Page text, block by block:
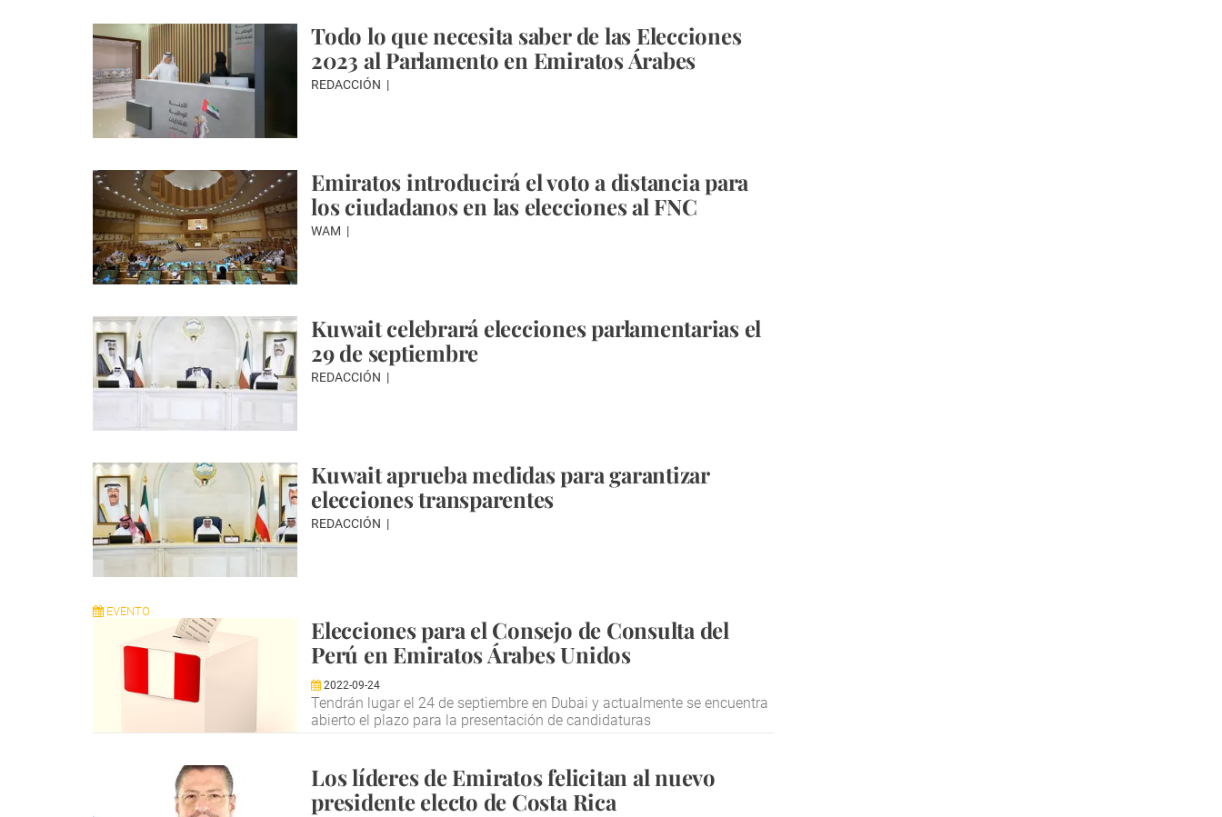
Todo lo que necesita saber de las Elecciones
2023 al Parlamento en Emiratos Árabes
REDACCIÓN
Emiratos introducirá el voto a distancia para
los ciudadanos en las elecciones al FNC
WAM
Kuwait celebrará elecciones parlamentarias el
29 de septiembre
REDACCIÓN
Kuwait aprueba medidas para garantizar
elecciones transparentes
REDACCIÓN
EVENTO
Elecciones para el Consejo de Consulta del
Perú en Emiratos Árabes Unidos
2022-09-24
Tendrán lugar el 24 de septiembre en Dubai y actualmente se encuentra
abierto el plazo para la presentación de candidaturas
Los líderes de Emiratos felicitan al nuevo
presidente electo de Costa Rica